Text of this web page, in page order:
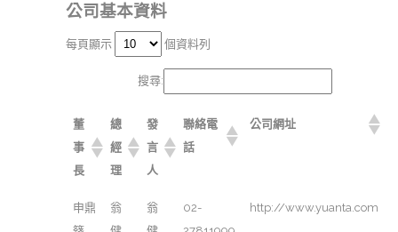
公司基本資料
每頁顯示 個資料列
搜尋:
董
事
長
總
經
理
發
言
人
聯絡電
話
公司網址
申鼎
翁
翁
02-
http://www.yuanta.com